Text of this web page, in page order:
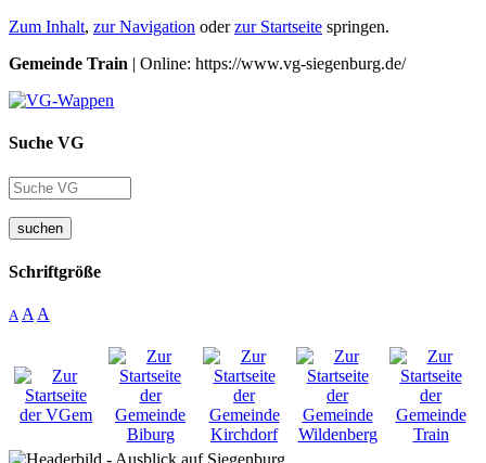
Zum Inhalt, zur Navigation oderzur Startseite springen.
Gemeinde Train | Online: https://www.vg-siegenburg.de/
Suche VG
suchen
Schriftgröße
A A A